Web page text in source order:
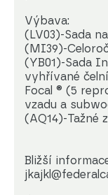
Výbava:
(LV03)-Sada
(MI39)-
(YB01)-Sada
vyhřívané
Focal ® (5
vzadu a
(AQ14)-Tažné
Bližší